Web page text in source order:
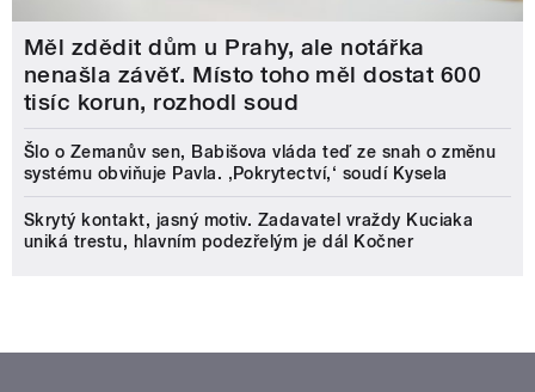
Měl zdědit dům u Prahy, ale notářka
nenašla závěť. Místo toho měl dostat 600
tisíc korun, rozhodl soud
Šlo o Zemanův sen, Babišova vláda teď ze snah o změnu
systému obviňuje Pavla. ‚Pokrytectví,‘ soudí Kysela
Skrytý kontakt, jasný motiv. Zadavatel vraždy Kuciaka
uniká trestu, hlavním podezřelým je dál Kočner